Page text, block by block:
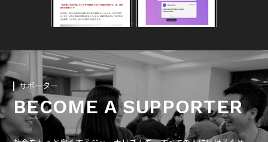
サポーター
BECOME A SUPPORTER